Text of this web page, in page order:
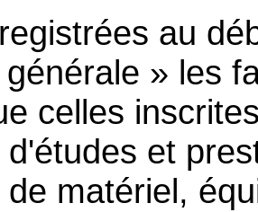
au
» les
celles
et
matériel,